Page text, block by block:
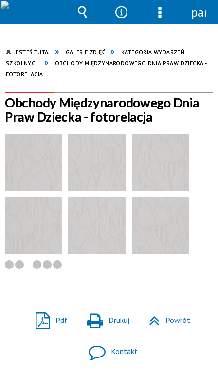
JESTEŚ TUTAJ GALERIE ZDJĘĆ
KATEGORIA WYDARZEŃ
SZKOLNYCH
OBCHODY MIĘDZYNARODOWEGO DNIA PRAW DZIECKA -
FOTORELACJA
Obchody Międzynarodowego Dnia
Praw Dziecka - fotorelacja
Pdf Drukuj Powrót
Kontakt
Wyszukiwarka
NarzędziaMenu